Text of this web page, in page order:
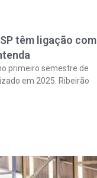
têm ligação com
primeiro semestre de
em 2025. Ribeirão